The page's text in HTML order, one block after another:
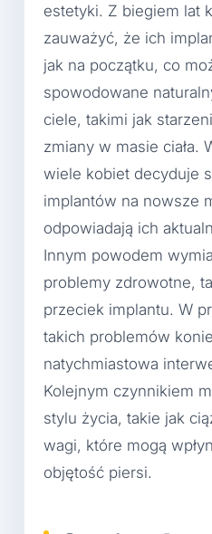
estetyki. Z biegiem lat
zauważyć, że ich
jak na początku, co
spowodowane
ciele, takimi jak
zmiany w masie ciała.
wiele kobiet decyduje
implantów na nowsze
odpowiadają ich
Innym powodem
problemy zdrowotne,
przeciek implantu. W
takich problemów
natychmiastowa
Kolejnym czynnikiem
stylu życia, takie jak
wagi, które mogą
objętość piersi.